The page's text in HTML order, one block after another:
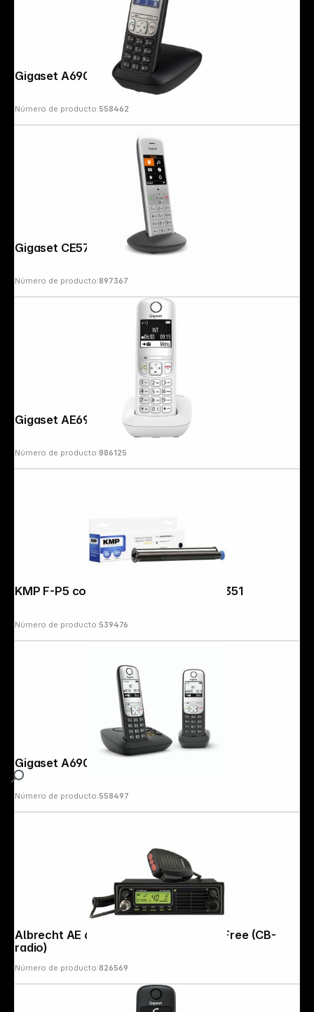
Gigaset A690 black
Número de producto:558462
Gigaset CE575HX silver/black
Número de producto:897367
Gigaset AE690 white
Número de producto:886125
KMP F-P5 compatible con Philips PFA 351
Número de producto:539476
Número de producto:558497
Albrecht AE 6491 CT with VOX Hands Free (CB-
radio)
Número de producto:826569